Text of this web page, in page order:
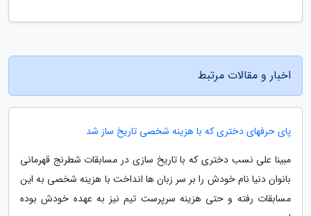
اخبار و مقالات مرتبط
پای حرفهای دختری که با هزینه شخصی تاریخ ساز شد
مبینا علی نسب دختری که با تاریخ سازی در مسابقات شطرنج قهرمانی
بانوان دنیا نام خودش را بر سر زبان ها انداخت با هزینه شخصی به این
مسابقات رفته و حتی هزینه سرپرست تیم نیز به عهده خودش بوده